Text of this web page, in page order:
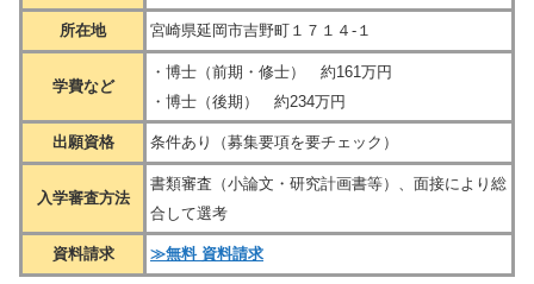
所在地 宮崎県延岡市吉野町１７１４-１
学費など
・博士（前期・修士） 約161万円
・博士（後期） 約234万円
出願資格 条件あり（募集要項を要チェック）
入学審査方法
書類審査（小論文・研究計画書等）、面接により総
合して選考
資料請求 ≫無料 資料請求